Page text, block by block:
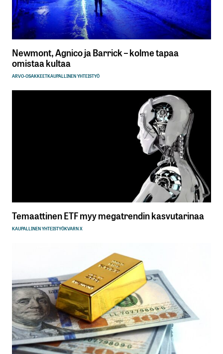
Newmont, Agnico ja Barrick – kolme tapaa
omistaa kultaa
ARVO-OSAKKEETKAUPALLINEN YHTEISTYÖ
Temaattinen ETF myy megatrendin kasvutarinaa
KAUPALLINEN YHTEISTYÖKVARN X